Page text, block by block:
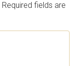
Required fields are